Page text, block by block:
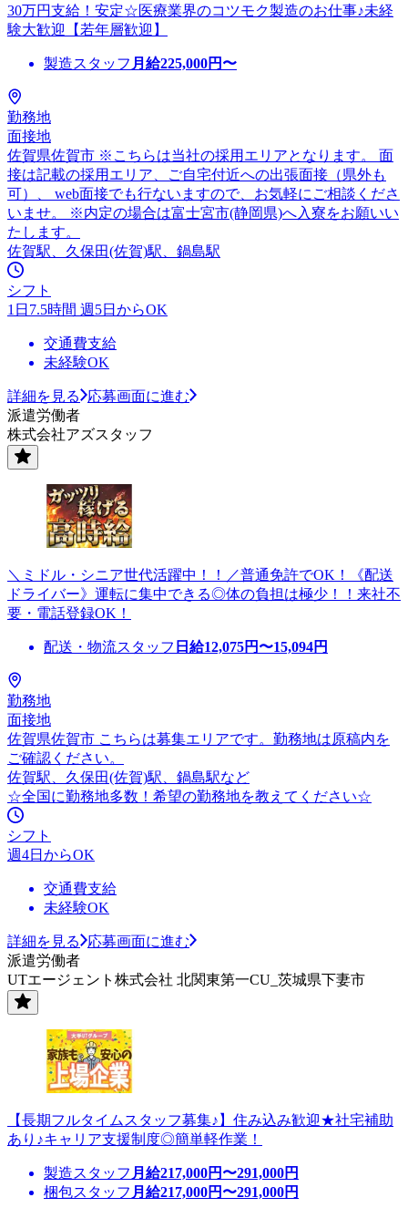
30万円支給！安定☆医療業界のコツモク製造のお仕事♪未経
験大歓迎【若年層歓迎】
製造スタッフ 月給225,000円〜
勤務地
面接地
佐賀県佐賀市 ※こちらは当社の採用エリアとなります。 面
接は記載の採用エリア、ご自宅付近への出張面接（県外も
可）、 web面接でも行ないますので、お気軽にご相談くださ
いませ。 ※内定の場合は富士宮市(静岡県)へ入寮をお願いい
たします。
佐賀駅、久保田(佐賀)駅、鍋島駅
シフト
1日7.5時間 週5日からOK
交通費支給
未経験OK
詳細を見る
応募画面に進む
派遣労働者
株式会社アズスタッフ
＼ミドル・シニア世代活躍中！！／普通免許でOK！《配送
ドライバー》運転に集中できる◎体の負担は極少！！来社不
要・電話登録OK！
配送・物流スタッフ 日給12,075円〜15,094円
勤務地
面接地
佐賀県佐賀市 こちらは募集エリアです。勤務地は原稿内を
ご確認ください。
佐賀駅、久保田(佐賀)駅、鍋島駅など
☆全国に勤務地多数！希望の勤務地を教えてください☆
シフト
週4日からOK
交通費支給
未経験OK
詳細を見る
応募画面に進む
派遣労働者
UTエージェント株式会社 北関東第一CU_茨城県下妻市
【長期フルタイムスタッフ募集♪】住み込み歓迎★社宅補助
あり♪キャリア支援制度◎簡単軽作業！
製造スタッフ 月給217,000円〜291,000円
梱包スタッフ 月給217,000円〜291,000円